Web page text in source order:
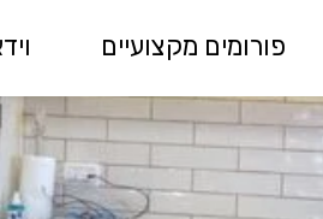
פורומים מקצועיים